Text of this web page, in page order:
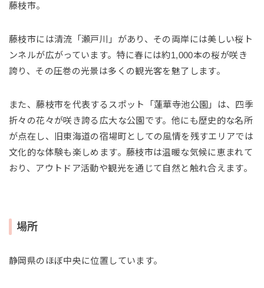
藤枝市。
藤枝市には清流「瀬戸川」があり、その両岸には美しい桜ト
ンネルが広がっています。特に春には約1,000本の桜が咲き
誇り、その圧巻の光景は多くの観光客を魅了します。
また、藤枝市を代表するスポット「蓮華寺池公園」は、四季
折々の花々が咲き誇る広大な公園です。他にも歴史的な名所
が点在し、旧東海道の宿場町としての風情を残すエリアでは
文化的な体験も楽しめます。藤枝市は温暖な気候に恵まれて
おり、アウトドア活動や観光を通じて自然と触れ合えます。
場所
静岡県のほぼ中央に位置しています。